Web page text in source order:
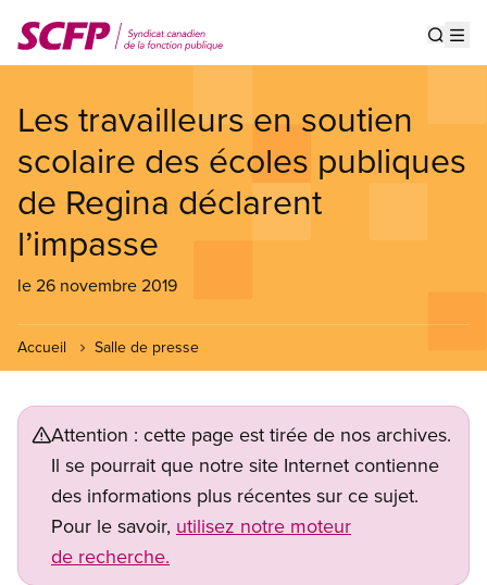
au
contenu
Les travailleurs en soutien
scolaire des écoles publiques
de Regina déclarent
l’impasse
le 26 novembre 2019
Accueil Salle de presse
Attention : cette page est tirée de nos archives.
Il se pourrait que notre site Internet contienne
des informations plus récentes sur ce sujet.
Pour le savoir, utilisez notre moteur
de recherche.